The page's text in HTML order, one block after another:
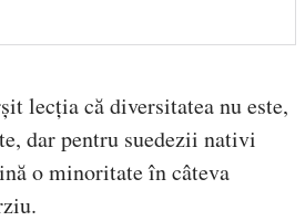
lecția că diversitatea nu este,
dar pentru suedezii nativi
o minoritate în câteva